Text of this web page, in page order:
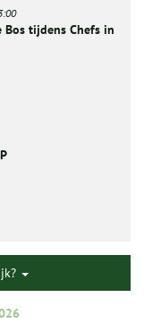
Bos tijdens Chefs in